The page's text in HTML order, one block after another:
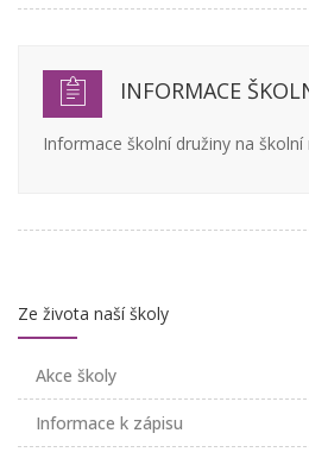
INFORMACE
Informace školní družiny na
Ze života naší školy
Akce školy
Informace k zápisu